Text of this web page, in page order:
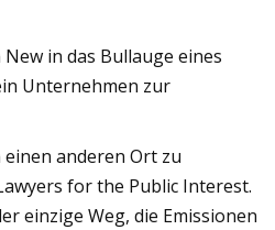
in das Bullauge eines
Unternehmen zur
anderen Ort zu
for the Public Interest.
einzige Weg, die Emissionen